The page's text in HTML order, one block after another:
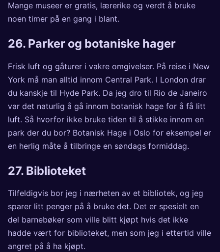
Mange museer er gratis, lærerike og verdt å bruke
noen timer på en gang i blant.
26. Parker og botaniske hager
Frisk luft og gåturer i vakre omgivelser. På reise i New
York må man alltid innom Central Park. I London drar
du kanskje til Hyde Park. Da jeg dro til Rio de Janeiro
var det naturlig å gå innom botanisk hage for å få litt
luft. Så hvorfor ikke bruke tiden til å stikke innom en
park der du bor? Botanisk Hage i Oslo for eksempel er
en herlig måte å tilbringe en søndags formiddag.
27. Biblioteket
Tilfeldigvis bor jeg i nærheten av et bibliotek, og jeg
sparer litt penger på å bruke det. Det er spesielt en
del barnebøker som ville blitt kjøpt hvis det ikke
hadde vært for biblioteket, men som jeg i ettertid ville
angret på å ha kjøpt.